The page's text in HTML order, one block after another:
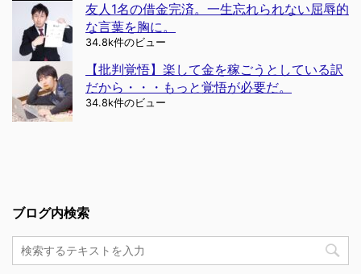
友人1名の借金完済。一生忘れられない屈辱的
な言葉を胸に。
34.8k件のビュー
【批判覚悟】楽して金を稼ごうとしている訳
だから・・・もっと覚悟が必要だ。
34.8k件のビュー
ブログ内検索